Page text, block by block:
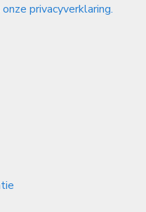
privacyverklaring.